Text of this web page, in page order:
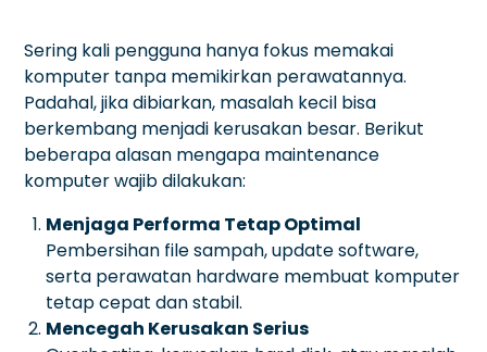
Sering kali pengguna hanya fokus memakai
komputer tanpa memikirkan perawatannya.
Padahal, jika dibiarkan, masalah kecil bisa
berkembang menjadi kerusakan besar. Berikut
beberapa alasan mengapa maintenance
komputer wajib dilakukan:
Menjaga Performa Tetap Optimal
Pembersihan file sampah, update software,
serta perawatan hardware membuat komputer
tetap cepat dan stabil.
Mencegah Kerusakan Serius